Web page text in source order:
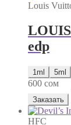
Louis
edp
1ml 5ml
600 сом
Заказать
HFC